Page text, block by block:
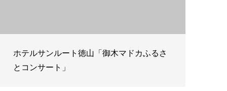
ホテルサンルート徳山「御木マドカふるさ
とコンサート」